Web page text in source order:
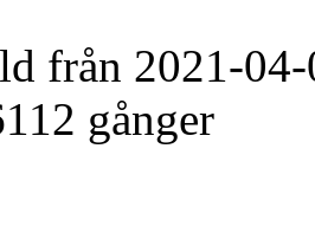
från 2021-
gånger